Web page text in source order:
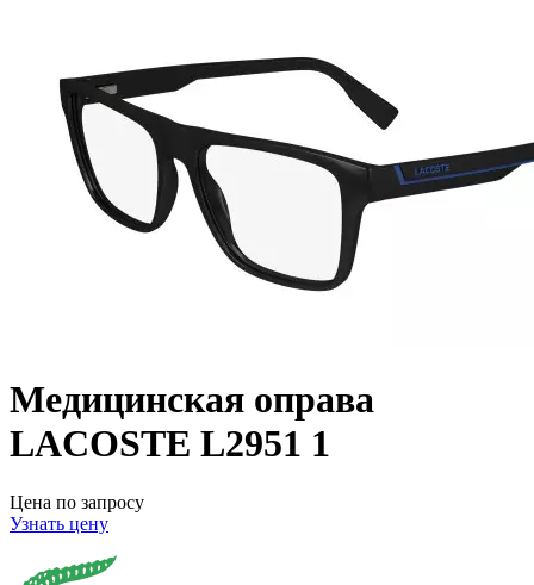
Медицинская оправа
LACOSTE L2951 1
Цена по запросу
Узнать цену